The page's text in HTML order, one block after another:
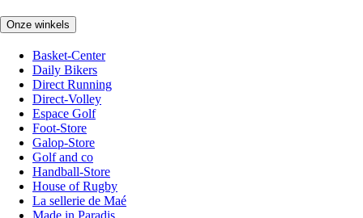
Onze winkels
Basket-Center
Daily Bikers
Direct Running
Direct-Volley
Espace Golf
Foot-Store
Galop-Store
Golf and co
Handball-Store
House of Rugby
La sellerie de Maé
Made in Paradis